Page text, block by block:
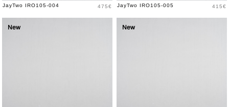
JayTwo IRO105-004 Prix
475€ JayTwo IRO105-005 Prix
415€
New New